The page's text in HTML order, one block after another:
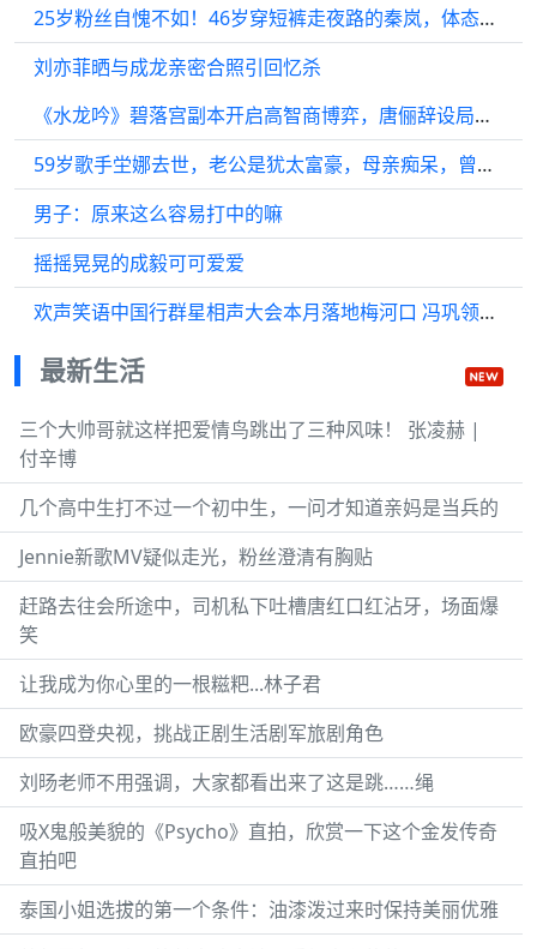
25岁粉丝自愧不如！46岁穿短裤走夜路的秦岚，体态像数字合成？
刘亦菲晒与成龙亲密合照引回忆杀
《水龙吟》碧落宫副本开启高智商博弈，唐俪辞设局引多方势力角逐
59岁歌手坣娜去世，老公是犹太富豪，母亲痴呆，曾因车祸留后遗症
男子：原来这么容易打中的嘛
摇摇晃晃的成毅可可爱爱
欢声笑语中国行群星相声大会本月落地梅河口 冯巩领衔众名家助力文旅与传统文化发展
最新生活
三个大帅哥就这样把爱情鸟跳出了三种风味！ 张凌赫 |
付辛博
几个高中生打不过一个初中生，一问才知道亲妈是当兵的
Jennie新歌MV疑似走光，粉丝澄清有胸贴
赶路去往会所途中，司机私下吐槽唐红口红沾牙，场面爆
笑
让我成为你心里的一根糍粑...林子君
欧豪四登央视，挑战正剧生活剧军旅剧角色
刘旸老师不用强调，大家都看出来了这是跳……绳
吸X鬼般美貌的《Psycho》直拍，欣赏一下这个金发传奇
直拍吧
泰国小姐选拔的第一个条件：油漆泼过来时保持美丽优雅